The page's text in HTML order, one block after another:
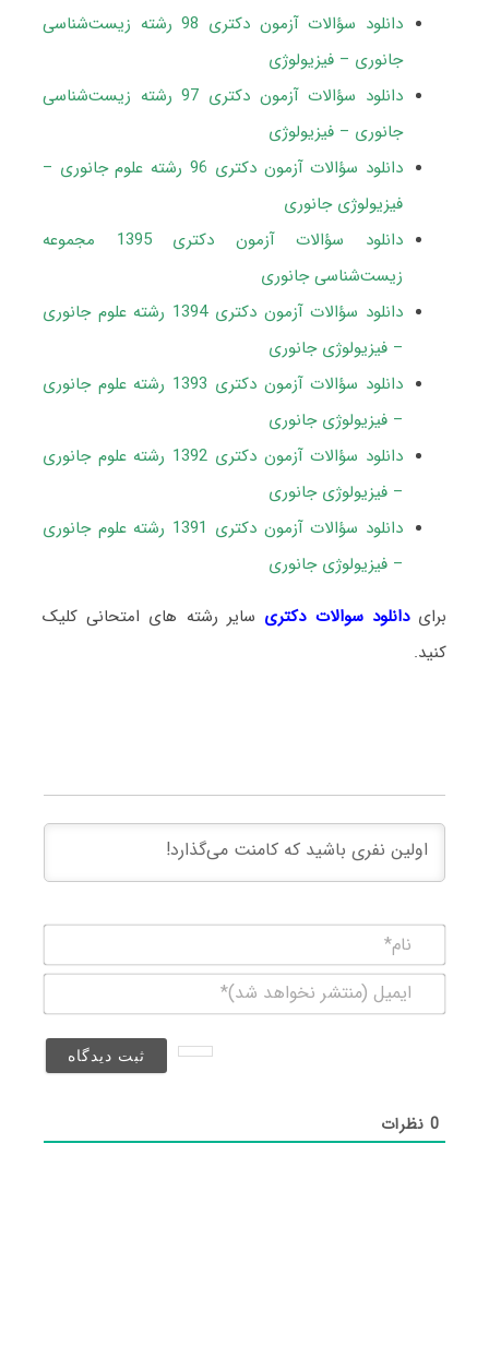
دانلود سؤالات آزمون دکتری 98 رشته زیست‌شناسی
جانوری – فیزیولوژی
دانلود سؤالات آزمون دکتری 97 رشته زیست‌شناسی
جانوری – فیزیولوژی
دانلود سؤالات آزمون دکتری 96 رشته علوم جانوری –
فیزیولوژی جانوری
دانلود سؤالات آزمون دکتری 1395 مجموعه
زیست‌شناسی جانوری
دانلود سؤالات آزمون دکتری 1394 رشته علوم جانوری
– فیزیولوژی جانوری
دانلود سؤالات آزمون دکتری 1393 رشته علوم جانوری
– فیزیولوژی جانوری
دانلود سؤالات آزمون دکتری 1392 رشته علوم جانوری
– فیزیولوژی جانوری
دانلود سؤالات آزمون دکتری 1391 رشته علوم جانوری
– فیزیولوژی جانوری
برایدانلود سوالات دکتری سایر رشته های امتحانی کلیک
کنید.
(منتشر
0نظرات